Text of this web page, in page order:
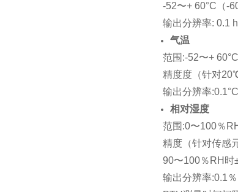
-52〜+ 60°C（-
输出分辨率: 0.1
气温
范围:-52〜+
精度度（针对
输出分辨率:0.1°C
相对湿度
范围:0〜100％
精度（针对传感
90〜100％RH时
输出分辨率:0.1